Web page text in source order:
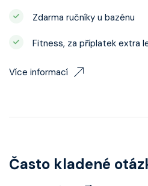
Zdarma ručníky u bazénu
Fitness, za příplatek extra
Více informací
Často kladené